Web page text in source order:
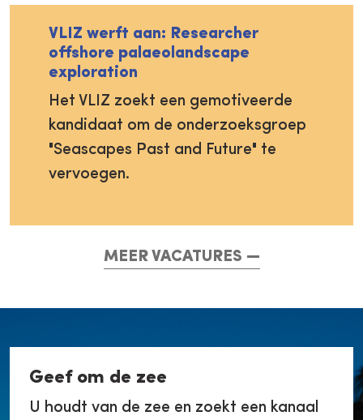
VLIZ werft aan: Researcher
offshore palaeolandscape
exploration
Het VLIZ zoekt een gemotiveerde
kandidaat om de onderzoeksgroep
"Seascapes Past and Future" te
vervoegen.
MEER VACATURES
Geef om de zee
U houdt van de zee en zoekt een kanaal